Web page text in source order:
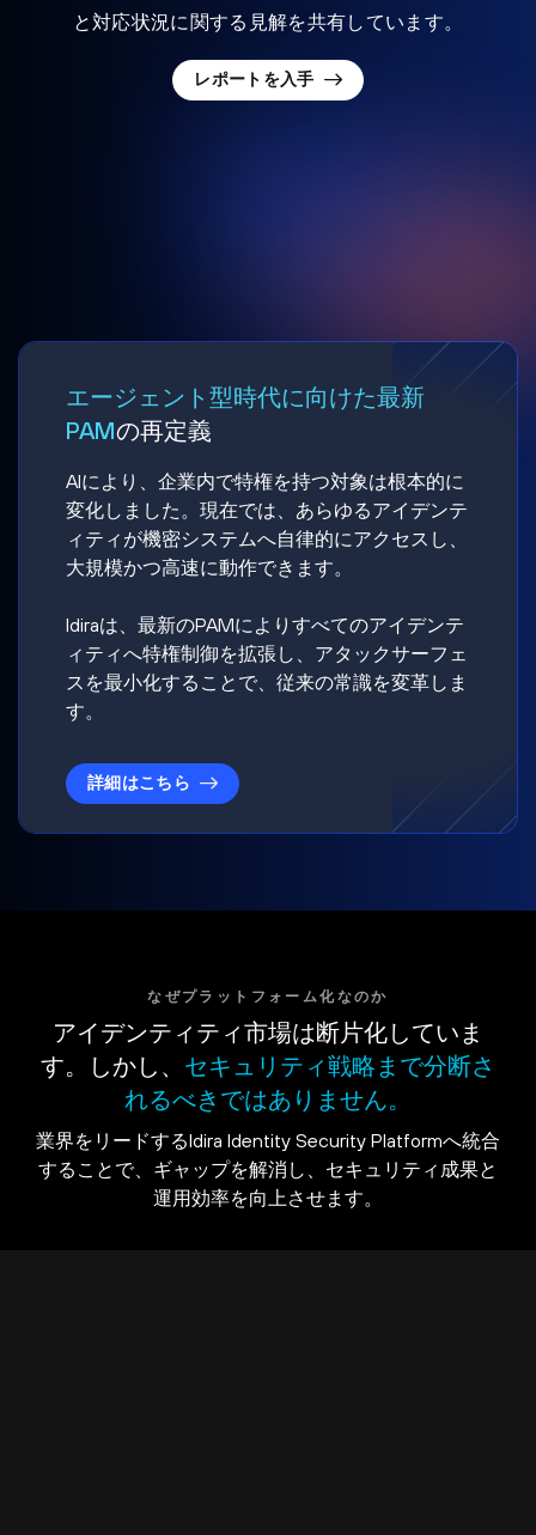
と対応状況に関する見解を共有しています。
レポートを入手
エージェント型時代に向けた最新
PAMの再定義
AIにより、企業内で特権を持つ対象は根本的に
変化しました。現在では、あらゆるアイデンテ
ィティが機密システムへ自律的にアクセスし、
大規模かつ高速に動作できます。
Idiraは、最新のPAMによりすべてのアイデンテ
ィティへ特権制御を拡張し、アタックサーフェ
スを最小化することで、従来の常識を変革しま
す。
詳細はこちら
なぜプラットフォーム化なのか
アイデンティティ市場は断片化していま
す。しかし、 セキュリティ戦略まで分断さ
れるべきではありません。
業界をリードするIdira Identity Security Platformへ統合
することで、ギャップを解消し、セキュリティ成果と
運用効率を向上させます。